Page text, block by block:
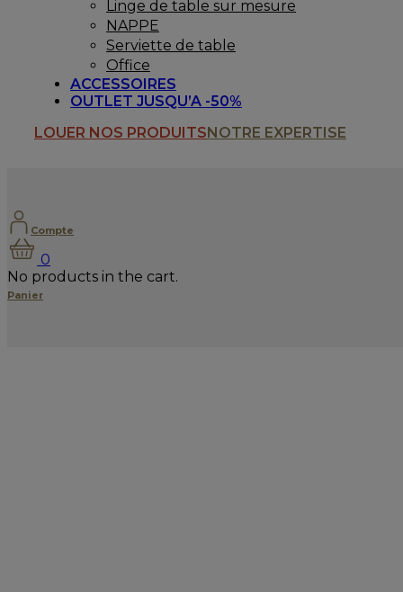
Linge de table sur mesure
NAPPE
Serviette de table
Office
ACCESSOIRES
OUTLET JUSQU’A -50%
LOUER NOS PRODUITSNOTRE EXPERTISE
Compte
0
No products in the cart.
Panier